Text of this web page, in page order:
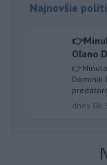
Najnovšie
Oľano
Dominik
dnes